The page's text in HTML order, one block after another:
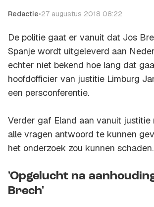
Redactie•27 augustus 2018 08:22
De politie gaat er vanuit dat Jos
Spanje wordt uitgeleverd aan
echter niet bekend hoe lang dat
hoofdofficier van justitie Limburg
een persconferentie.
Verder gaf Eland aan vanuit justitie
alle vragen antwoord te kunnen
het onderzoek zou kunnen schaden.
'Opgelucht na
Brech'